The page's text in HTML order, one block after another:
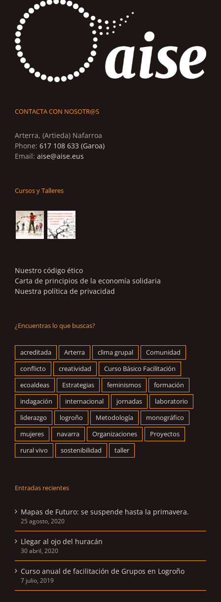
CONTACTA CON NOSOTR@S
Arterra, (Artieda) Nafarroa
Phone: 617 108 633 (Garoa)
Email: aise@aise.eus
Cursos y Talleres
Nuestro código ético
Carta de principios de la economía solidaria
Nuestra política de privacidad
¿Encuentras lo que buscas?
acreditada Arterra clima grupal
Comunidad
conflicto
creatividad
Curso Básico Facilitación
ecoaldeas
Estrategias feminismos
formación
indagación
internacional jornadas
laboratorio
liderazgo
logroño Metodología
monográfico
mujeres
navarra Organizaciones
Proyectos
rural vivo
sostenibilidad taller
Entradas recientes
Mapas de Futuro: se suspende hasta la primavera.
25 agosto, 2020
Llegar al ojo del huracán
30 abril, 2020
Curso anual de facilitación de Grupos en Logroño
7 julio, 2019